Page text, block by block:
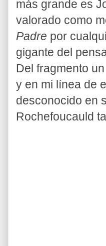
más grande es
valorado como
Padre por
gigante del
Del fragmento
y en mi línea de
desconocido en
Rochefoucauld